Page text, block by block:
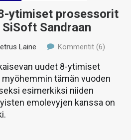
ytimiset prosessorit
Sandraan
Laine Kommentit (6)
uudet 8-ytimiset
tämän vuoden
esimerkiksi niiden
emolevyjen kanssa on